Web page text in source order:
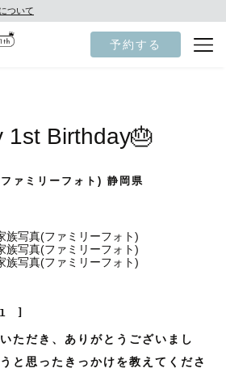
ついて
予約する
1st Birthday🎂
ァミリーフォト) 静岡県
]
ただき、ありがとうございまし
と思ったきっかけを教えてくださ